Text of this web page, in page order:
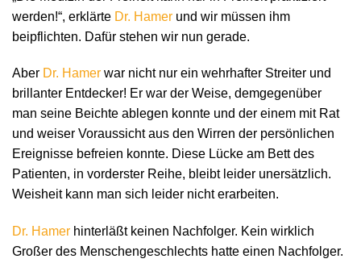
werden!“, erklärte Dr. Hamer und wir müssen ihm
beipflichten. Dafür stehen wir nun gerade.
Aber Dr. Hamer war nicht nur ein wehrhafter Streiter und
brillanter Entdecker! Er war der Weise, demgegenüber
man seine Beichte ablegen konnte und der einem mit Rat
und weiser Voraussicht aus den Wirren der persönlichen
Ereignisse befreien konnte. Diese Lücke am Bett des
Patienten, in vorderster Reihe, bleibt leider unersätzlich.
Weisheit kann man sich leider nicht erarbeiten.
Dr. Hamer hinterläßt keinen Nachfolger. Kein wirklich
Großer des Menschengeschlechts hatte einen Nachfolger.